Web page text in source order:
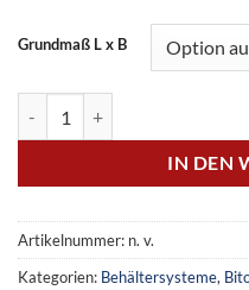
Grundmaß L x B
IN DEN
Artikelnummer: n. v.
Kategorien: Behältersysteme,